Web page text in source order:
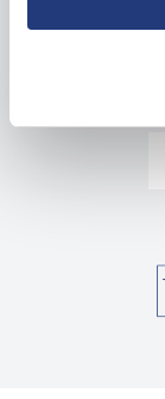
déclaration sur
Les cookies
et les
médias
notre site avec
publicité et
avec d'autres